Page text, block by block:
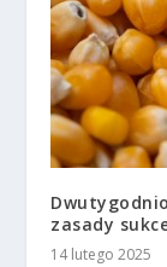
zasady
14 lutego 2025